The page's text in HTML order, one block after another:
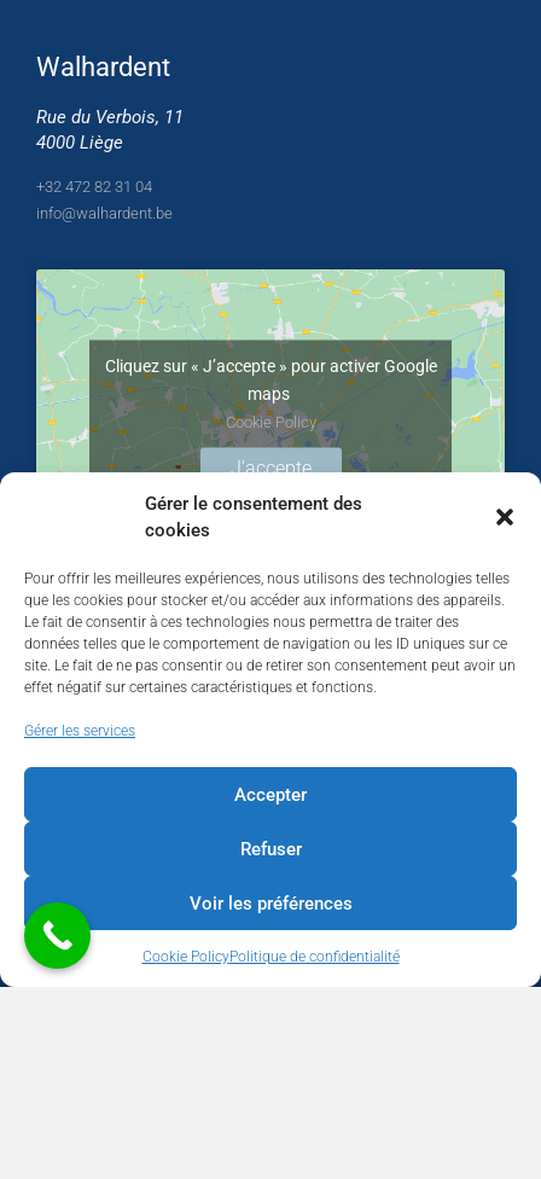
Gérer le consentement des
cookies
Pour offrir les meilleures expériences, nous utilisons des technologies telles
que les cookies pour stocker et/ou accéder aux informations des appareils.
Le fait de consentir à ces technologies nous permettra de traiter des
données telles que le comportement de navigation ou les ID uniques sur ce
site. Le fait de ne pas consentir ou de retirer son consentement peut avoir un
effet négatif sur certaines caractéristiques et fonctions.
Gérer les services
Accepter
Refuser
Voir les préférences
Cookie PolicyPolitique de confidentialité
Walhardent
Rue du Verbois, 11
4000 Liège
+32 472 82 31 04
info@walhardent.be
Cliquez sur « J’accepte » pour activer Google
maps
Cookie Policy
J’accepte
LES BÂTISSEURS DE LIÈGE
Par le Walhardent